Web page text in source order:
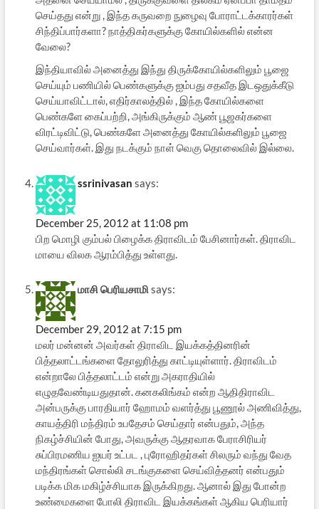
செய்தது என்று , இந்த கருவறை நுழைவு போராட்டக்காரர்கள்
சிந்திப்பார்களா? நாத்திகர்களுக்கு கோயில்களில் என்ன
வேலை?
இந்தியாவில் அனைத்து இந்து திருக்கோயில்களிலும் பூஜை
செய்யும் பணியில் பெண்களுக்கு ஐம்பது சதவீத இடஒதுக்கீடு
செய்யாவிட்டால், எதிர்காலத்தில் , இந்த கோயில்களை
பெண்களே கைப்பற்றி, அங்கிருக்கும் ஆண் பூஜகர்களை
விரட்டிவிட்டு, பெண்களே அனைத்து கோயில்களிலும் பூஜை
செய்வார்கள். இது நடக்கும் நாள் வெகு தொலைவில் இல்லை.
ssrinivasan says:
December 25, 2012 at 11:08 pm
பிற மொழி கும்பல் பிழைக்க திராவிடம் பேசினார்கள். திராவிட
மாயை விலக ஆரம்பித்து உள்ளது.
மாசி பெரியசாமிsays:
December 29, 2012 at 7:15 pm
மலர் மன்னன் அவர்கள் திராவிட இயக்கத்தினரின்
பித்தலாட்டங்களை தோலுரித்து காட்டியுள்ளார். திராவிடம்
என்றாலே பித்தலாட்டம் என்று அகராதியில்
எழுதவேண்டியதுதான். கனகலிங்கம் என்ற ஆதிதிராவிட
அன்பருக்கு பாரதியார் ஹோமம் வளர்த்து பூணூல் அணிவித்து,
காயத்திரி மந்திரம் உபதேசம் செய்தார் என்பதும், அந்த
நிகழ்ச்சியின் போது, அவருக்கு ஆதரவாக பேராசிரியர்
சுப்பிரமணிய ஐயர் உட்பட , புரோஹிதர்கள் சிலரும் வந்து வேத
மந்திரங்கள் சொல்லி சடங்குகளை செய்வித்தனர் என்பதும்
படிக்க மிக மகிழ்ச்சியாக இருக்கிறது. ஆனால் இது போன்ற
உண்மைகளை போலி திராவிட இயக்கங்கள் ஆகிய பெரியார்